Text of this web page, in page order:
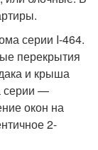
серии I-464.
перекрытия
и крыша
серии —
окон на
2-